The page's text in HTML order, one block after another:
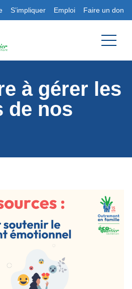
S’impliquer Emploi Faire un don
à gérer les
de nos